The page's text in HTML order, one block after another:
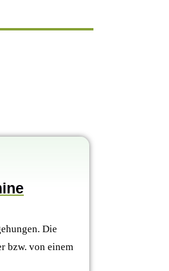
Die
bzw. von einem